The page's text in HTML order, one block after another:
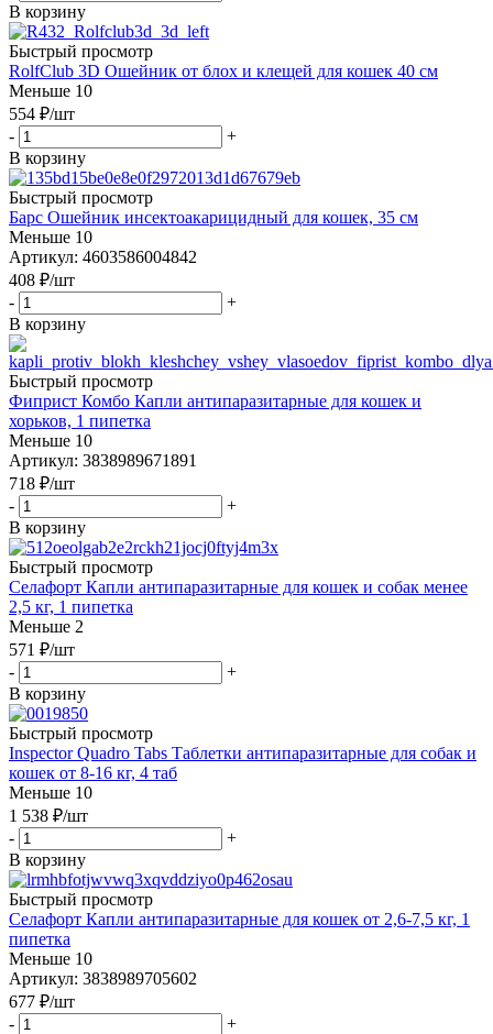
В корзину
Быстрый просмотр
RolfClub 3D Ошейник от блох и клещей для кошек 40 см
Меньше 10
554 ₽/шт
-
+
В корзину
Быстрый просмотр
Барс Ошейник инсектоакарицидный для кошек, 35 см
Меньше 10
Артикул: 4603586004842
408 ₽/шт
-
+
В корзину
Быстрый просмотр
Фиприст Комбо Капли антипаразитарные для кошек и
хорьков, 1 пипетка
Меньше 10
Артикул: 3838989671891
718 ₽/шт
-
+
В корзину
Быстрый просмотр
Селафорт Капли антипаразитарные для кошек и собак менее
2,5 кг, 1 пипетка
Меньше 2
571 ₽/шт
-
+
В корзину
Быстрый просмотр
Inspector Quadro Tabs Таблетки антипаразитарные для собак и
кошек от 8-16 кг, 4 таб
Меньше 10
1 538 ₽/шт
-
+
В корзину
Быстрый просмотр
Селафорт Капли антипаразитарные для кошек от 2,6-7,5 кг, 1
пипетка
Меньше 10
Артикул: 3838989705602
677 ₽/шт
-
+